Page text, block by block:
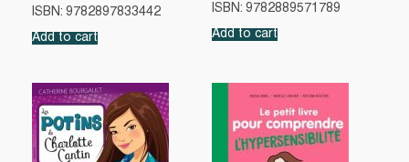
ISBN: 9782897833442
Add to cart
ISBN: 9782889571789
Add to cart